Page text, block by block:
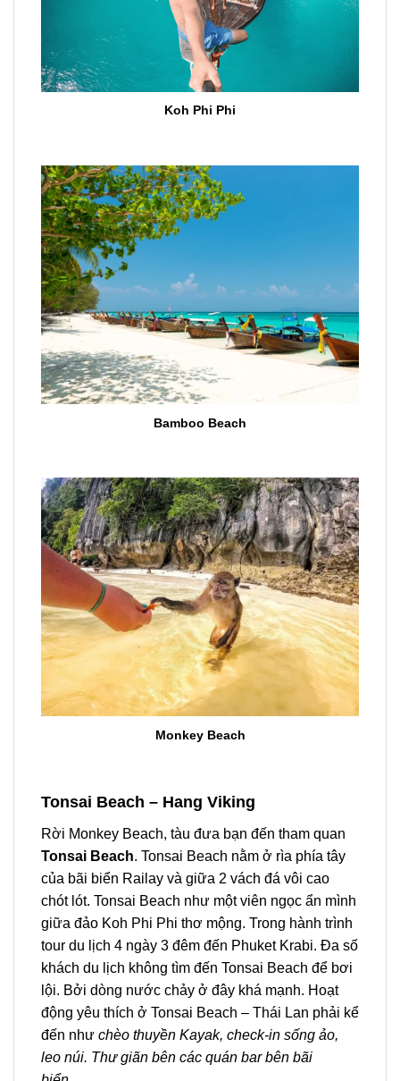
Koh Phi Phi
Bamboo Beach
Monkey Beach
Tonsai Beach – Hang Viking
Rời Monkey Beach, tàu đưa bạn đến tham quan
Tonsai Beach. Tonsai Beach nằm ở rìa phía tây
của bãi biển Railay và giữa 2 vách đá vôi cao
chót lót. Tonsai Beach như một viên ngọc ẩn mình
giữa đảo Koh Phi Phi thơ mộng. Trong hành trình
tour du lịch 4 ngày 3 đêm đến Phuket Krabi. Đa số
khách du lịch không tìm đến Tonsai Beach để bơi
lội. Bởi dòng nước chảy ở đây khá mạnh. Hoạt
động yêu thích ở Tonsai Beach – Thái Lan phải kể
đến như chèo thuyền Kayak, check-in sống ảo,
leo núi. Thư giãn bên các quán bar bên bãi